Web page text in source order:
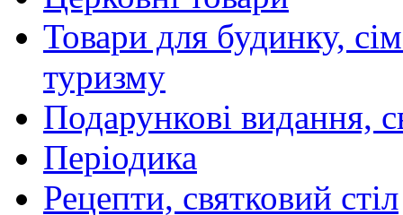
Товари для будинку,
туризму
Подарункові видання,
Періодика
Рецепти, святковий стіл